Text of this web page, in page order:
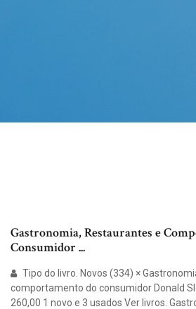
Gastronomia, Restaurantes e
Consumidor ...
Tipo do livro. Novos (334) ×
comportamento do consumidor Donald
260,00 1 novo e 3 usados Ver livros.